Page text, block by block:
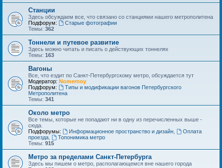
Станции
Здесь обсуждаем все, что связано со станциями нашего метрополитена
Подфорум:
Старые фотографии
Темы: 362
Тоннели и путевое развитие
Здесь можно читать и писать о действующих тоннелях
Темы: 163
Вагоны
Все, что ездит по Санкт-Петербургскому метро, обсуждается тут
Модератор: Nomernoy
Подфорум:
Типы и модификации вагонов Петербургского
Метрополитена
Темы: 341
Около метро
Все темы, которые не попадают ни в одну из перечисленных выше -
сюда.
Подфорумы:
Информационное пространство и дизайн,
Оплата
проезда
Топонимика метро
Темы: 915
Метро за пределами Санкт-Петербурга
Здесь мы пишем о метро, располагающемся вне нашего города